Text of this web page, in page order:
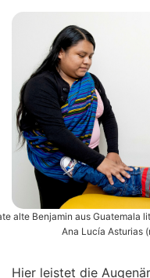
alte Benjamin aus Guatemala
Ana Lucía Asturias
Hier leistet die